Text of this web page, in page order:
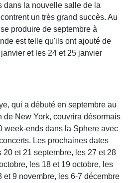
dans la nouvelle salle de la
un très grand succès. Au
produire de septembre à
est telle qu'ils ont ajouté de
et les 24 et 25 janvier
qui a débuté en septembre au
de New York, couvrira désormais
week-ends dans la Sphere avec
Les prochaines dates
et 21 septembre, les 27 et 28
les 18 et 19 octobre, les
et 9 novembre, les 6-7 décembre